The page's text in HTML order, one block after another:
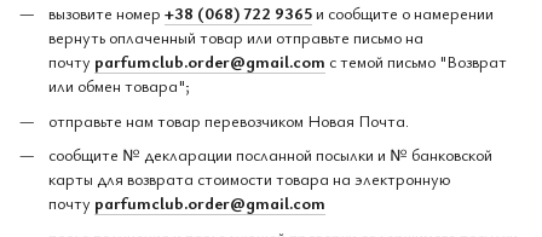
вызовите номер +38 (068) 722 9365 и сообщите о намерении
вернуть оплаченный товар или отправьте письмо на
почту parfumclub.order@gmail.com с темой письмо "Возврат
или обмен товара";
отправьте нам товар перевозчиком Новая Почта.
сообщите № декларации посланной посылки и № банковской
карты для возврата стоимости товара на электронную
почту parfumclub.order@gmail.com